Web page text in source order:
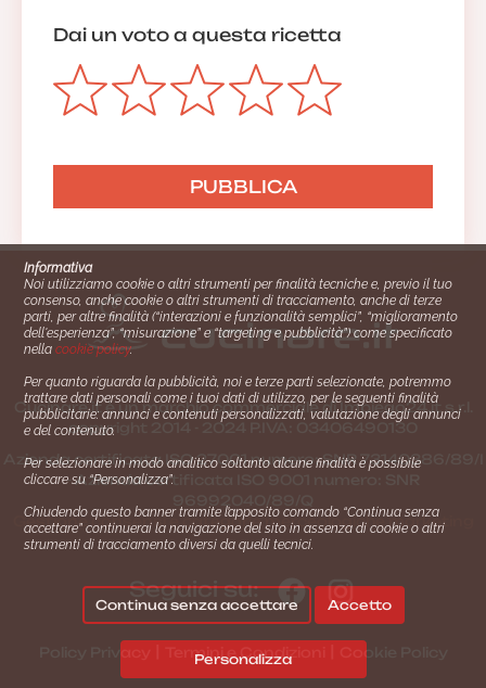
Dai un voto a questa ricetta
Cucinare.it è un marchio commerciale di Impiego24.it s.r.l.
copyright 2014 - 2024 P.IVA: 03406490130
Azienda certiﬁcata ISO 27001 numero: SNR 73140386/89/I
- Azienda certiﬁcata ISO 9001 numero: SNR
Gestione consensi e categorie merceologiche marketing
Seguici su:
Termini e Condizioni
Informativa
Noi utilizziamo cookie o altri strumenti per finalità tecniche e, previo il tuo
consenso, anche cookie o altri strumenti di tracciamento, anche di terze
parti, per altre finalità (“interazioni e funzionalità semplici”, “miglioramento
dell'esperienza”, “misurazione” e “targeting e pubblicità”) come specificato
nellacookie policy.
Per quanto riguarda la pubblicità, noi e terze parti selezionate, potremmo
trattare dati personali come i tuoi dati di utilizzo, per le seguenti finalità
pubblicitarie: annunci e contenuti personalizzati, valutazione degli annunci
e del contenuto.
Per selezionare in modo analitico soltanto alcune finalità è possibile
cliccare su “Personalizza”.
Chiudendo questo banner tramite l’apposito comando “Continua senza
accettare” continuerai la navigazione del sito in assenza di cookie o altri
strumenti di tracciamento diversi da quelli tecnici.
Personalizza
Continua senza accettare Accetto